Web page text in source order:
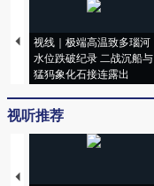
视线｜极端高温致多瑙河
水位跌破纪录 二战沉船与
猛犸象化石接连露出
视听推荐